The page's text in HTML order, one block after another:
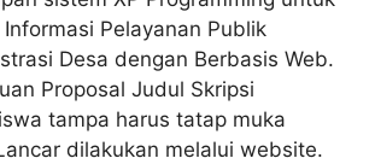
Informasi Pelayanan Publik
Desa dengan Berbasis Web.
Proposal Judul Skripsi
tampa harus tatap muka
dilakukan melalui website.